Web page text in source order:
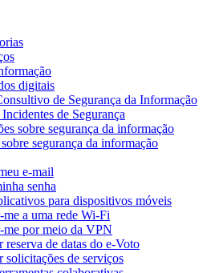
digitais
de Segurança da Informação
de Segurança
sobre segurança da informação
sobre segurança da informação
e-mail
senha
para dispositivos móveis
me a uma rede Wi-Fi
me por meio da VPN
reserva de datas do e-Voto
solicitações de serviços